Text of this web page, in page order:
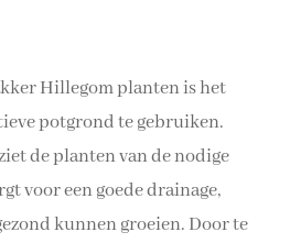
Hillegom planten is het
potgrond te gebruiken.
de planten van de nodige
voor een goede drainage,
kunnen groeien. Door te